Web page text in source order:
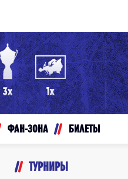
ФАН-ЗОНА БИЛЕТЫ
ТУРНИРЫ